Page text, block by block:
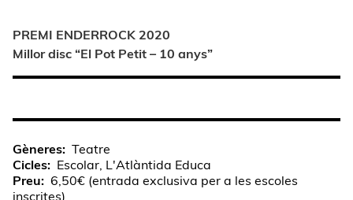
PREMI ENDERROCK 2020
Millor disc “El Pot Petit – 10 anys”
Gèneres Teatre
Cicles
Escolar, L'Atlàntida Educa
Preu
6,50€ (entrada exclusiva per a les escoles
inscrites)